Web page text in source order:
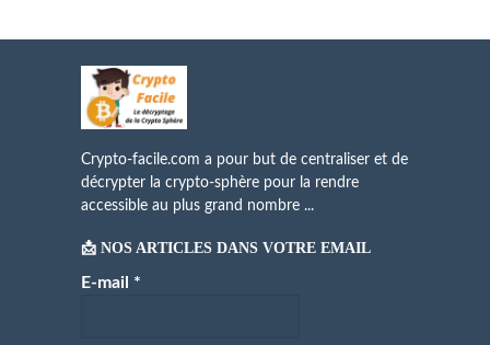
Crypto-facile.com a pour but de centraliser et de
décrypter la crypto-sphère pour la rendre
accessible au plus grand nombre ...
📩 NOS ARTICLES DANS VOTRE EMAIL
E-mail *